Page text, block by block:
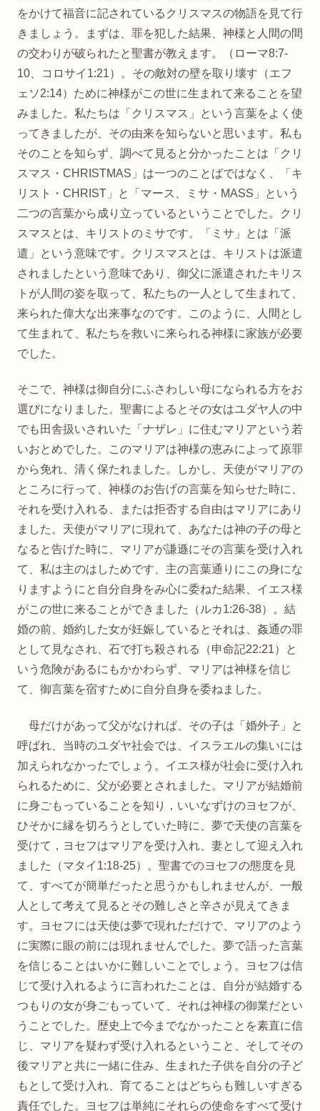
をかけて福音に記されているクリスマスの物語を見て行
きましょう。まずは、罪を犯した結果、神様と人間の間
の交わりが破られたと聖書が教えます。（ローマ8:7‐
10、コロサイ1:21）。その敵対の壁を取り壊す（エフ
ェソ2:14）ために神様がこの世に生まれて来ることを望
みました。私たちは「クリスマス」という言葉をよく使
ってきましたが、その由来を知らないと思います。私も
そのことを知らず、調べて見ると分かったことは「クリ
スマス・CHRISTMAS」は一つのことばではなく、「キ
リスト・CHRIST」と「マース、ミサ・MASS」という
二つの言葉から成り立っているということでした。クリ
スマスとは、キリストのミサです。「ミサ」とは「派
遣」という意味です。クリスマスとは、キリストは派遣
されましたという意味であり、御父に派遣されたキリス
トが人間の姿を取って、私たちの一人として生まれて、
来られた偉大な出来事なのです。このように、人間とし
て生まれて、私たちを救いに来られる神様に家族が必要
でした。
そこで、神様は御自分にふさわしい母になられる方をお
選びになりました。聖書によるとその女はユダヤ人の中
でも田舎扱いされいた「ナザレ」に住むマリアという若
いおとめでした。このマリアは神様の恵みによって原罪
から免れ、清く保たれました。しかし、天使がマリアの
ところに行って、神様のお告げの言葉を知らせた時に、
それを受け入れる、または拒否する自由はマリアにあり
ました。天使がマリアに現れて、あなたは神の子の母と
なると告げた時に、マリアが謙遜にその言葉を受け入れ
て、私は主のはしためです、主の言葉通りにこの身にな
りますようにと自分自身をみ心に委ねた結果、イエス様
がこの世に来ることができました（ルカ1:26‐38）。結
婚の前、婚約した女が妊娠しているとそれは、姦通の罪
として見なされ、石で打ち殺される（申命記22:21）と
いう危険があるにもかかわらず、マリアは神様を信じ
て、御言葉を宿すために自分自身を委ねました。
母だけがあって父がなければ、その子は「婚外子」と
呼ばれ、当時のユダヤ社会では、イスラエルの集いには
加えられなかったでしょう。イエス様が社会に受け入れ
られるために、父が必要とされました。マリアが結婚前
に身ごもっていることを知り，いいなずけのヨセフが、
ひそかに縁を切ろうとしていた時に、夢で天使の言葉を
受けて，ヨセフはマリアを受け入れ、妻として迎え入れ
ました（マタイ1:18‐25）。聖書でのヨセフの態度を見
て、すべてが簡単だったと思うかもしれませんが、一般
人として考えて見るとその難しさと辛さが見えてきま
す。ヨセフには天使は夢で現れただけで、マリアのよう
に実際に眼の前には現れませんでした。夢で語った言葉
を信じることはいかに難しいことでしょう。ヨセフは信
じて受け入れるように言われたことは、自分が結婚する
つもりの女が身ごもっていて、それは神様の御業だとい
うことでした。歴史上で今までなかったことを素直に信
じ、マリアを疑わず受け入れるということ、そしてその
後マリアと共に一緒に住み、生まれた子供を自分の子ど
もとして受け入れ、育てることはどちらも難しいすぎる
責任でした。ヨセフは単純にそれらの使命をすべて受け